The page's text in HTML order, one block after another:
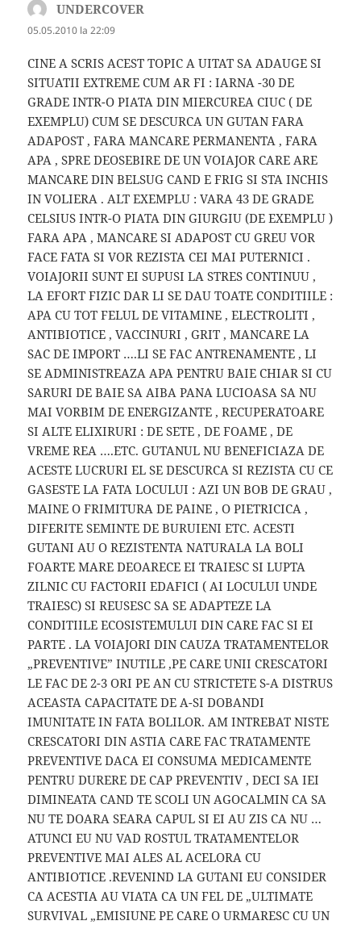
UNDERCOVER
05.05.2010 la 22:09
CINE A SCRIS ACEST TOPIC A UITAT SA ADAUGE SI
SITUATII EXTREME CUM AR FI : IARNA -30 DE
GRADE INTR-O PIATA DIN MIERCUREA CIUC ( DE
EXEMPLU) CUM SE DESCURCA UN GUTAN FARA
ADAPOST , FARA MANCARE PERMANENTA , FARA
APA , SPRE DEOSEBIRE DE UN VOIAJOR CARE ARE
MANCARE DIN BELSUG CAND E FRIG SI STA INCHIS
IN VOLIERA . ALT EXEMPLU : VARA 43 DE GRADE
CELSIUS INTR-O PIATA DIN GIURGIU (DE EXEMPLU )
FARA APA , MANCARE SI ADAPOST CU GREU VOR
FACE FATA SI VOR REZISTA CEI MAI PUTERNICI .
VOIAJORII SUNT EI SUPUSI LA STRES CONTINUU ,
LA EFORT FIZIC DAR LI SE DAU TOATE CONDITIILE :
APA CU TOT FELUL DE VITAMINE , ELECTROLITI ,
ANTIBIOTICE , VACCINURI , GRIT , MANCARE LA
SAC DE IMPORT ….LI SE FAC ANTRENAMENTE , LI
SE ADMINISTREAZA APA PENTRU BAIE CHIAR SI CU
SARURI DE BAIE SA AIBA PANA LUCIOASA SA NU
MAI VORBIM DE ENERGIZANTE , RECUPERATOARE
SI ALTE ELIXIRURI : DE SETE , DE FOAME , DE
VREME REA ….ETC. GUTANUL NU BENEFICIAZA DE
ACESTE LUCRURI EL SE DESCURCA SI REZISTA CU CE
GASESTE LA FATA LOCULUI : AZI UN BOB DE GRAU ,
MAINE O FRIMITURA DE PAINE , O PIETRICICA ,
DIFERITE SEMINTE DE BURUIENI ETC. ACESTI
GUTANI AU O REZISTENTA NATURALA LA BOLI
FOARTE MARE DEOARECE EI TRAIESC SI LUPTA
ZILNIC CU FACTORII EDAFICI ( AI LOCULUI UNDE
TRAIESC) SI REUSESC SA SE ADAPTEZE LA
CONDITIILE ECOSISTEMULUI DIN CARE FAC SI EI
PARTE . LA VOIAJORI DIN CAUZA TRATAMENTELOR
„PREVENTIVE” INUTILE ,PE CARE UNII CRESCATORI
LE FAC DE 2-3 ORI PE AN CU STRICTETE S-A DISTRUS
ACEASTA CAPACITATE DE A-SI DOBANDI
IMUNITATE IN FATA BOLILOR. AM INTREBAT NISTE
CRESCATORI DIN ASTIA CARE FAC TRATAMENTE
PREVENTIVE DACA EI CONSUMA MEDICAMENTE
PENTRU DURERE DE CAP PREVENTIV , DECI SA IEI
DIMINEATA CAND TE SCOLI UN AGOCALMIN CA SA
NU TE DOARA SEARA CAPUL SI EI AU ZIS CA NU …
ATUNCI EU NU VAD ROSTUL TRATAMENTELOR
PREVENTIVE MAI ALES AL ACELORA CU
ANTIBIOTICE .REVENIND LA GUTANI EU CONSIDER
CA ACESTIA AU VIATA CA UN FEL DE „ULTIMATE
SURVIVAL „EMISIUNE PE CARE O URMARESC CU UN